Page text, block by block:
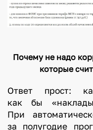
Почему не надо
которые
Ответ прост:
как бы
При
за полугодие